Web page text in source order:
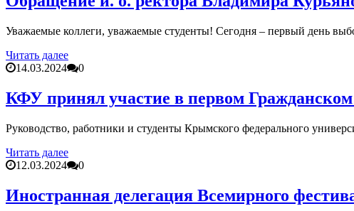
Уважаемые коллеги, уважаемые студенты! Сегодня – первый день
Читать далее
14.03.2024
0
КФУ принял участие в первом
Руководство, работники и студенты Крымского федерального
Читать далее
12.03.2024
0
Иностранная делегация Всемирного